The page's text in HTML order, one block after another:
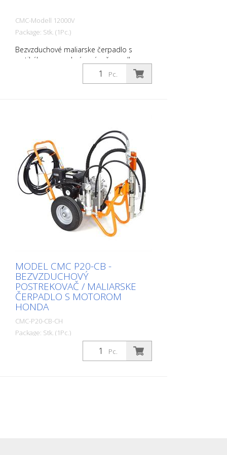
CMC-Modell 12000V
Package: Stk. (1Pc.)
Bezvzduchové maliarske čerpadlo s
vertikálnym membránovým čerpadlom
Výkon čerpadla: 7,0 /min Maximálny tlak:
250 barov Motor: 3,0 PS elektrický
Ručná pištoľ s filtrom so 60 okami (bez
trysky a držiaka trysky) - Predĺženie pre
ručnú pištoľ - Držiak 11/16 pre
reverzibilnú dýzu - 1 ks. Reverzná dýza
Materiály, ktoré sa majú použiť - Akrylové
farby - Farby zo syntetickej živice - 2K
materiály - emulzie - Latexové farby -
Uvoľňovacie činidlá - Základné materiály -
Laky a základné nátery - výplne. Vždy sa
uistite, že použité materiály sú vhodné
pre bezvzduchové zariadenia.
Pc.
MODEL CMC P20-CB -
BEZVZDUCHOVÝ
POSTREKOVAČ / MALIARSKE
ČERPADLO S MOTOROM
HONDA
CMC-P20-CB-CH
Package: Stk. (1Pc.)
Bezvzduchový postrekovač CMC s
piestovým čerpadlom P20-CB na všetky
Pc.